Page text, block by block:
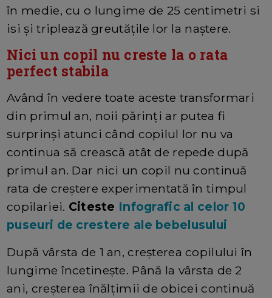
în medie, cu o lungime de 25 centimetri si
isi și triplează greutățile lor la naștere.
Nici un copil nu creste la o rata
perfect stabila
Având în vedere toate aceste transformari
din primul an, noii părinți ar putea fi
surprinși atunci când copilul lor nu va
continua să crească atât de repede după
primul an. Dar nici un copil nu continuă
rata de creștere experimentată în timpul
copilariei. Citeste Infografic al celor 10
puseuri de crestere ale bebelusului
După vârsta de 1 an, creșterea copilului în
lungime încetinește. Până la vârsta de 2
ani, creșterea înălțimii de obicei continuă